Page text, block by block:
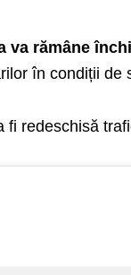
va rămâne
în condiții de
fi redeschisă